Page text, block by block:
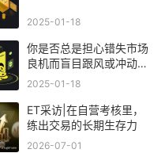
2025-01-18
你是否总是担心错失市场
良机而盲目跟风或冲动交
易？
2025-01-18
ET采访|在自营考核里，
练出交易的长期生存力
2026-07-01